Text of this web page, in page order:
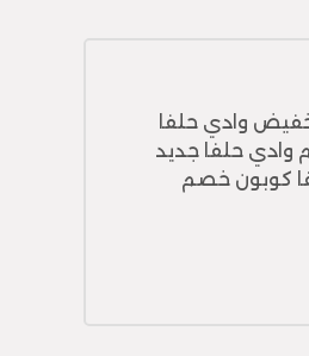
وادي حلفا
حلفا جديد
كوبون خصم